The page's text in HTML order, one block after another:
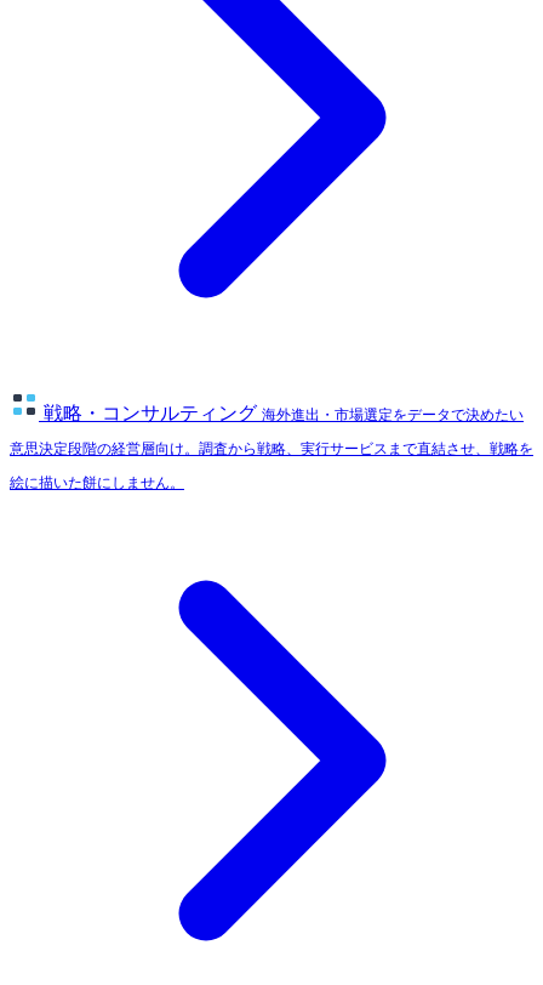
戦略・コンサルティング 海外進出・市場選定をデータで決めたい
意思決定段階の経営層向け。調査から戦略、実行サービスまで直結させ、戦略を
絵に描いた餅にしません。